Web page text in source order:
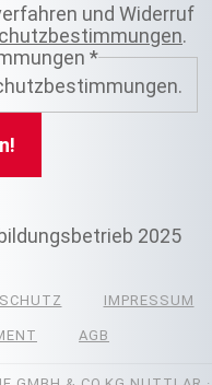
und Widerruf
.
*
IMPRESSUM
AGB